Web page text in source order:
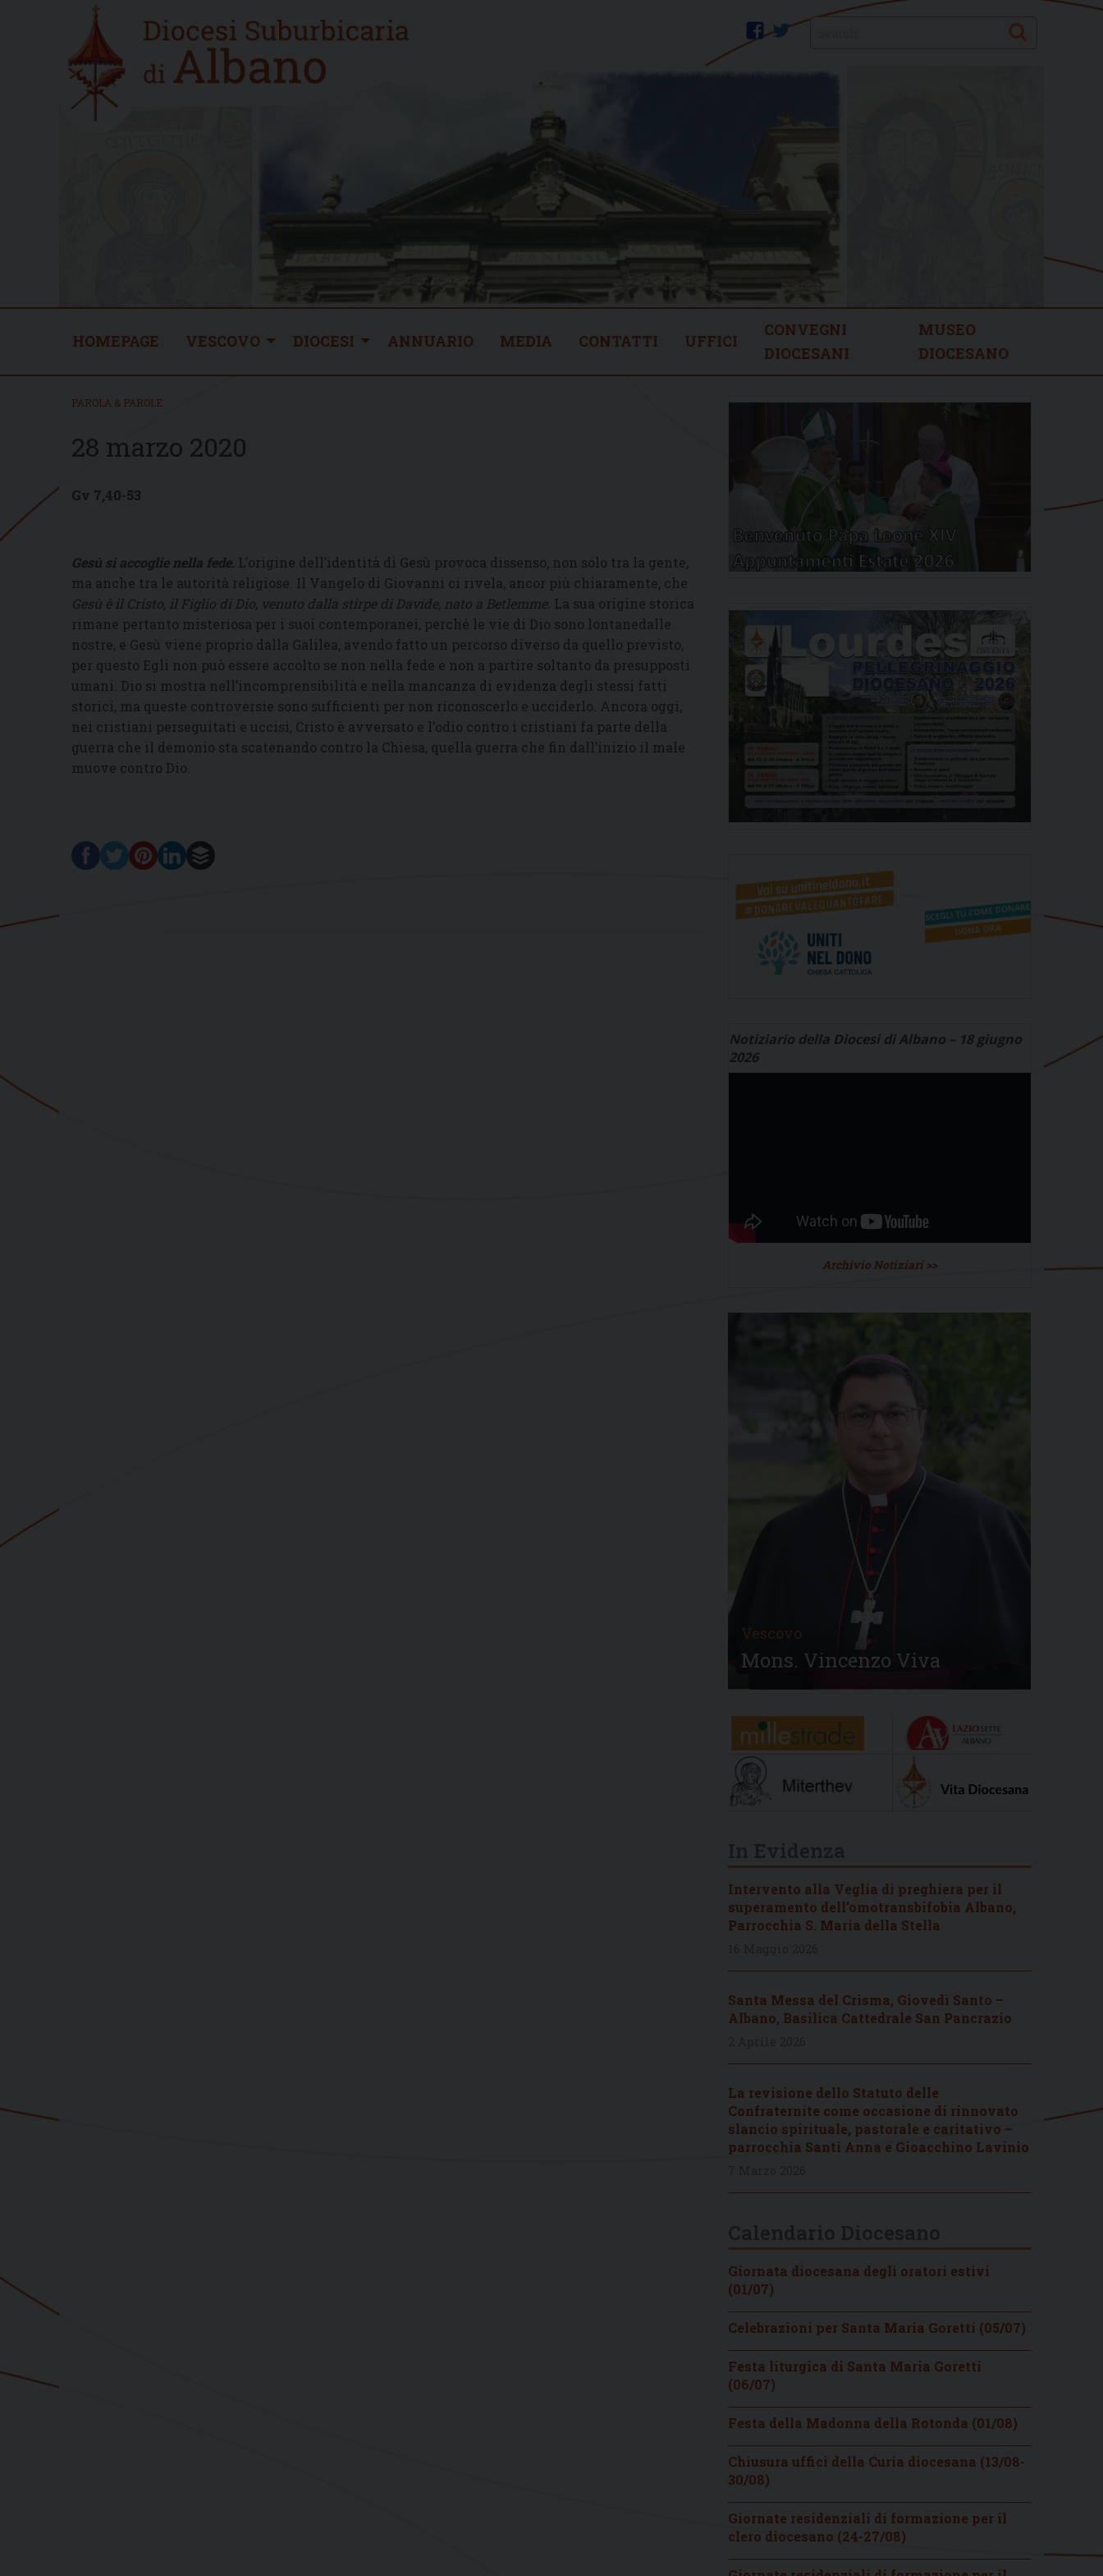
Home
new
twitter
facebook Search
HOMEPAGE VESCOVO DIOCESI ANNUARIO MEDIA CONTATTI UFFICI
CONVEGNI
DIOCESANI
MUSEO
DIOCESANO
PAROLA & PAROLE
28 marzo 2020
Gv 7,40-53
Gesù si accoglie nella fede. L’origine dell’identità di Gesù provoca dissenso, non solo tra la gente,
ma anche tra le autorità religiose. Il Vangelo di Giovanni ci rivela, ancor più chiaramente, che
Gesù è il Cristo, il Figlio di Dio, venuto dalla stirpe di Davide, nato a Betlemme. La sua origine storica
rimane pertanto misteriosa per i suoi contemporanei, perché le vie di Dio sono lontanedalle
nostre, e Gesù viene proprio dalla Galilea, avendo fatto un percorso diverso da quello previsto,
per questo Egli non può essere accolto se non nella fede e non a partire soltanto da presupposti
umani. Dio si mostra nell’incomprensibilità e nella mancanza di evidenza degli stessi fatti
storici, ma queste controversie sono sufficienti per non riconoscerlo e ucciderlo. Ancora oggi,
nei cristiani perseguitati e uccisi, Cristo è avversato e l’odio contro i cristiani fa parte della
guerra che il demonio sta scatenando contro la Chiesa, quella guerra che fin dall’inizio il male
muove contro Dio.
Notiziario della Diocesi di Albano – 18 giugno
2026
Archivio Notiziari >>
Vescovo
Mons. Vincenzo Viva
Intervento alla Veglia di preghiera per il
superamento dell’omotransbifobia Albano,
Parrocchia S. Maria della Stella
Santa Messa del Crisma, Giovedì Santo –
Albano, Basilica Cattedrale San Pancrazio
La revisione dello Statuto delle
Confraternite come occasione di rinnovato
slancio spirituale, pastorale e caritativo –
parrocchia Santi Anna e Gioacchino Lavinio
Giornata diocesana degli oratori estivi
(01/07)
Celebrazioni per Santa Maria Goretti (05/07)
Festa liturgica di Santa Maria Goretti
(06/07)
Festa della Madonna della Rotonda (01/08)
Chiusura uffici della Curia diocesana (13/08-
30/08)
Giornate residenziali di formazione per il
clero diocesano (24-27/08)